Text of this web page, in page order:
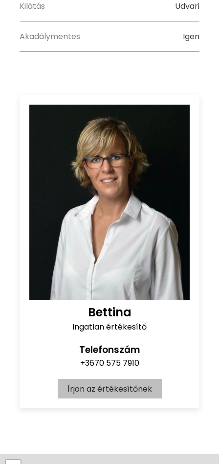
Kilátás Udvari
Akadálymentes Igen
Bettina
Ingatlan értékesítő
Telefonszám
+3670 575 7910
Írjon az értékesítőnek